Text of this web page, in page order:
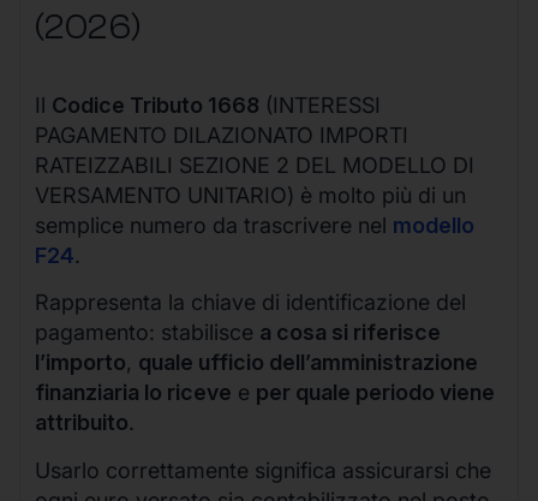
(2026)
Il Codice Tributo 1668 (INTERESSI
PAGAMENTO DILAZIONATO IMPORTI
RATEIZZABILI SEZIONE 2 DEL MODELLO DI
VERSAMENTO UNITARIO) è molto più di un
semplice numero da trascrivere nel modello
F24.
Rappresenta la chiave di identificazione del
pagamento: stabilisce a cosa si riferisce
l’importo, quale ufficio dell’amministrazione
finanziaria lo riceve e per quale periodo viene
attribuito.
Usarlo correttamente significa assicurarsi che